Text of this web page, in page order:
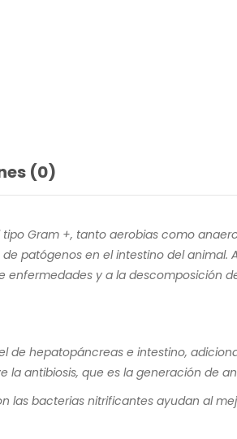
(0)
Gram +, tanto aerobias como
patógenos en el intestino del animal.
enfermedades y a la
hepatopáncreas e intestino,
antibiosis, que es la generación de
las bacterias nitrificantes ayudan al